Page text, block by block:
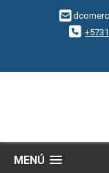
MENÚ